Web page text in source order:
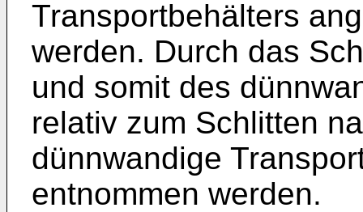
Transportbehälters
werden. Durch das
und somit des
relativ zum Schlitten
dünnwandige
entnommen werden.